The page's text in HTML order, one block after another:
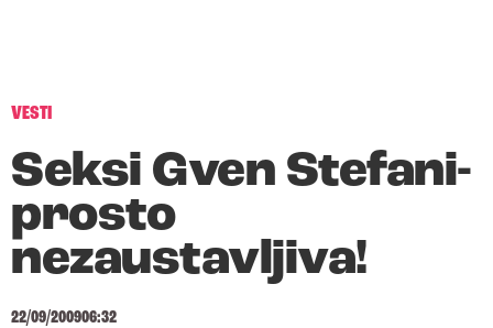
VESTI
Seksi Gven Stefani-
prosto
nezaustavljiva!
22/09/200906:32